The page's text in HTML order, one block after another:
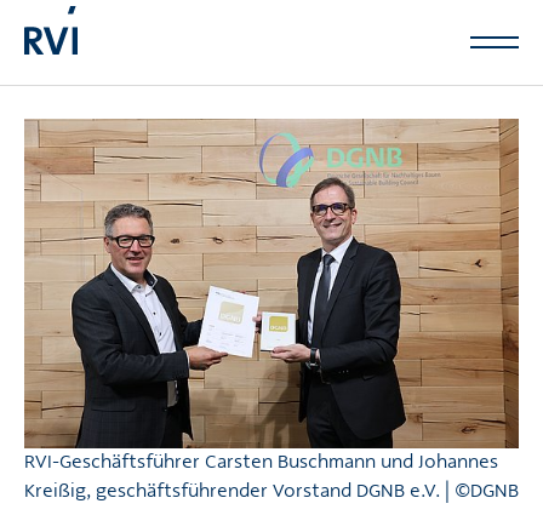
RVI-Geschäftsführer Carsten Buschmann und Johannes
Kreißig, geschäftsführender Vorstand DGNB e.V. | ©DGNB